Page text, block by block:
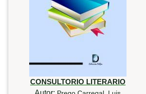
CONSULTORIO LITERARIO